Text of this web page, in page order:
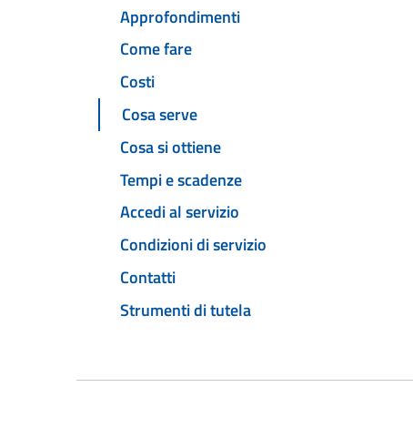
Approfondimenti
Come fare
Costi
Cosa serve
Cosa si ottiene
Tempi e scadenze
Accedi al servizio
Condizioni di servizio
Contatti
Strumenti di tutela